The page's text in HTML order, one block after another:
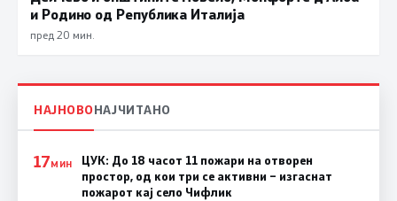
и Родино од Република Италија
пред 20 мин.
НАЈНОВОНАЈЧИТАНО
17МИН
ЦУК: До 18 часот 11 пожари на отворен
простор, од кои три се активни – изгаснат
пожарот кај село Чифлик